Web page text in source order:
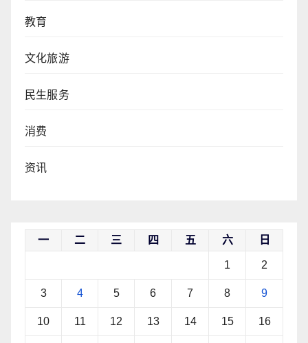
教育
文化旅游
民生服务
消费
资讯
一 二 三 四 五 六 日
1 2
3 4 5 6 7 8 9
10 11 12 13 14 15 16